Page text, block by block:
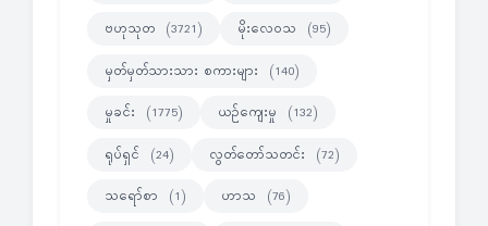
ဗဟုသုတ (3721) မိုးလေဝသ (95)
မှတ်မှတ်သားသား စကားများ (140)
မှုခင်း (1775) ယဉ်ကျေးမှု (132)
ရုပ်ရှင် (24) လွတ်တော်သတင်း (72)
သရော်စာ (1) ဟာသ (76)